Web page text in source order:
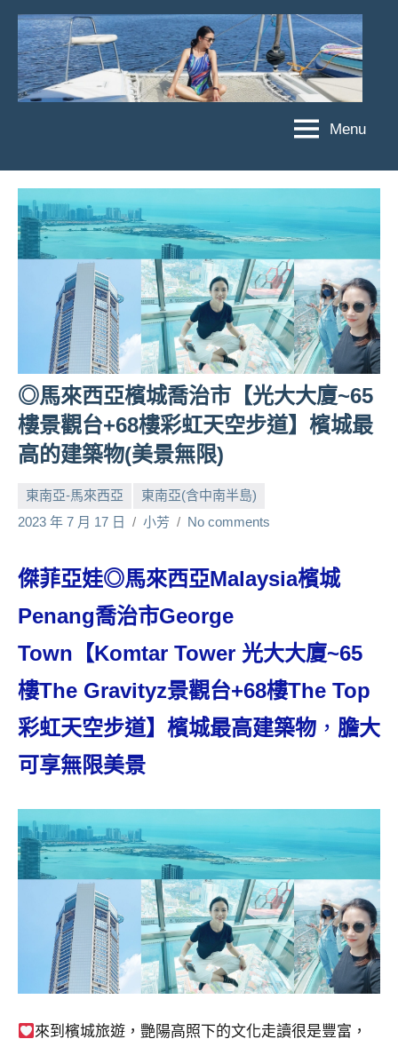
Skip
content
菲
亞
娃
JEFFIA
FANG
亞
娃
粉
遊、
達
人
帶
路、
遊
節
來
賓、
News
探
節
目
班
底、
外
節
目
主
國
遊
Menu
◎馬來西亞檳城喬治市【光大大廈~65
樓景觀台+68樓彩虹天空步道】檳城最
高的建築物(美景無限)
東南亞-馬來西亞
東南亞(含中南半島)
2023 年 7 月 17 日
小芳 No comments
傑菲亞娃◎馬來西亞Malaysia檳城
Penang喬治市George
Town【Komtar Tower 光大大廈~65
樓The Gravityz景觀台+68樓The Top
彩虹天空步道】檳城最高建築物 ， 膽大
可享無限美景
來到檳城旅遊，艷陽高照下的文化走讀很是豐富，